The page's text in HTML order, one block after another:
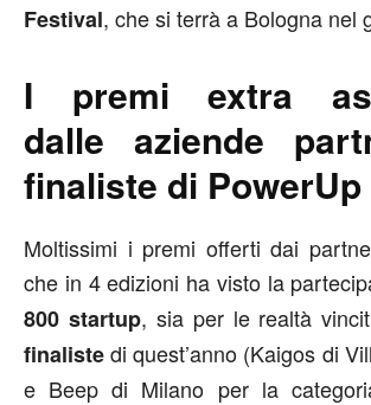
Festival, che si terrà a Bologna nel
I premi extra
dalle aziende
finaliste di PowerUp
Moltissimi i premi offerti dai
che in 4 edizioni ha visto la
800 startup, sia per le realtà
finalistedi quest’anno (Kaigos di
e Beep di Milano per la